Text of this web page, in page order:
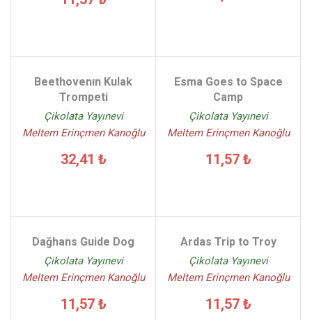
Beethovenın Kulak
Trompeti
Çikolata Yayınevi
Meltem Erinçmen Kanoğlu
32,41 ₺
Esma Goes to Space
Camp
Çikolata Yayınevi
Meltem Erinçmen Kanoğlu
11,57 ₺
Dağhans Guide Dog
Çikolata Yayınevi
Meltem Erinçmen Kanoğlu
11,57 ₺
Ardas Trip to Troy
Çikolata Yayınevi
Meltem Erinçmen Kanoğlu
11,57 ₺